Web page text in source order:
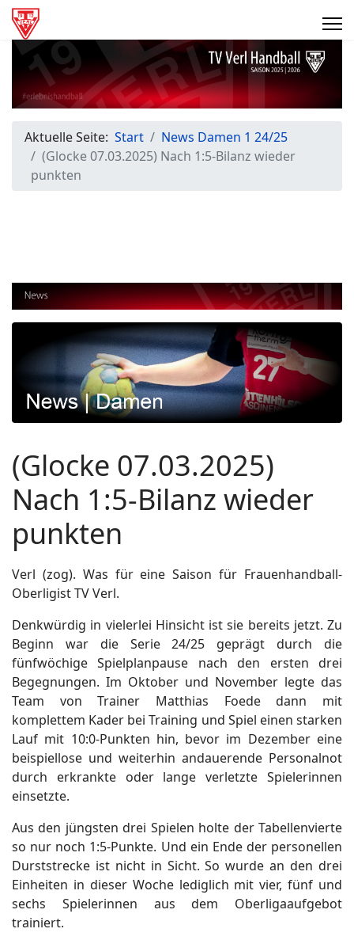
Aktuelle Seite: Start
News Damen 1 24/25
(Glocke 07.03.2025) Nach 1:5-Bilanz wieder
punkten
(Glocke 07.03.2025)
Nach 1:5-Bilanz wieder
punkten
Verl (zog). Was für eine Saison für Frauenhandball-
Oberligist TV Verl.
Denkwürdig in vielerlei Hinsicht ist sie bereits jetzt. Zu
Beginn war die Serie 24/25 geprägt durch die
fünfwöchige Spielplanpause nach den ersten drei
Begegnungen. Im Oktober und November legte das
Team von Trainer Matthias Foede dann mit
komplettem Kader bei Training und Spiel einen starken
Lauf mit 10:0-Punkten hin, bevor im Dezember eine
beispiellose und weiterhin andauerende Personalnot
durch erkrankte oder lange verletzte Spielerinnen
einsetzte.
Aus den jüngsten drei Spielen holte der Tabellenvierte
so nur noch 1:5-Punkte. Und ein Ende der personellen
Durststrecke ist nicht in Sicht. So wurde an den drei
Einheiten in dieser Woche lediglich mit vier, fünf und
sechs Spielerinnen aus dem Oberligaaufgebot
trainiert.